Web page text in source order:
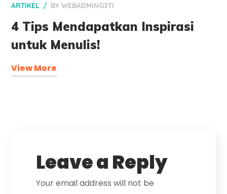
ARTIKEL BYWEBADMING3TI
4 Tips Mendapatkan Inspirasi
untuk Menulis!
View More
Leave a Reply
Your email address will not be